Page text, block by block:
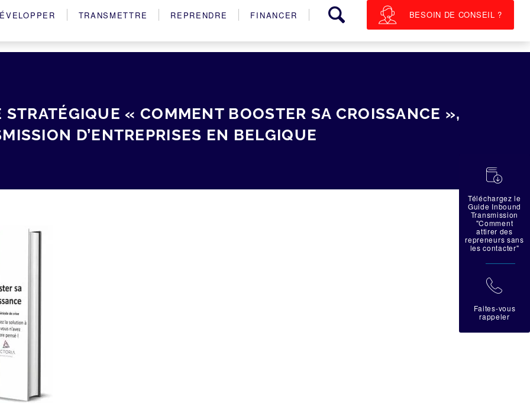
TRANSMETTRE REPRENDRE FINANCER BESOIN DE CONSEIL ?
« COMMENT BOOSTER SA CROISSANCE »,
D’ENTREPRISES EN BELGIQUE
蠟
Téléchargez le
Guide Inbound
Transmission
"Comment
attirer des
repreneurs sans
les contacter"
拉
Faites-vous
rappeler